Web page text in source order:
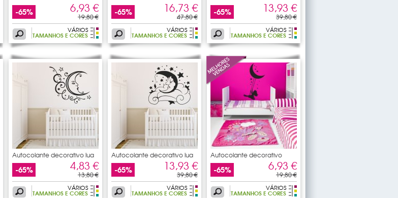
-65% 6,93 €
19,80 €
VÁRIOS
TAMANHOS E CORES
bonne
-65% 16,73 €
47,80 €
VÁRIOS
TAMANHOS E CORES
Luz
-65% 13,93 €
39,80 €
VÁRIOS
TAMANHOS E CORES
Autocolante decorativo lua
-65% 4,83 €
13,80 €
VÁRIOS
TAMANHOS E CORES
Autocolante decorativo lua
-65% 13,93 €
39,80 €
VÁRIOS
TAMANHOS E CORES
Autocolante decorativo
-65% 6,93 €
19,80 €
VÁRIOS
TAMANHOS E CORES